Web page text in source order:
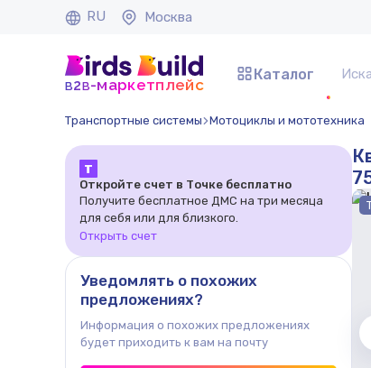
RU Москва
b2b-маркетплейс
Каталог
Транспортные системы Мотоциклы и мототехника
Т
Откройте счет в Точке бесплатно
Получите бесплатное ДМС на три месяца
для себя или для близкого.
Открыть счет
Уведомлять о похожих
предложениях?
Информация о похожих предложениях
будет приходить к вам на почту